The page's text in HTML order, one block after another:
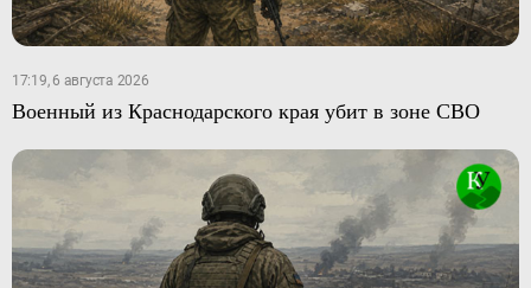
17:19, 6 августа 2026
Военный из Краснодарского края убит в зоне СВО